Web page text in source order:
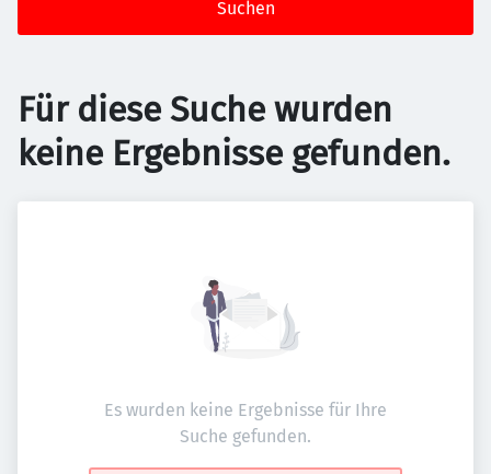
Suchen
Für diese Suche wurden
keine Ergebnisse gefunden.
Es wurden keine Ergebnisse für Ihre
Suche gefunden.